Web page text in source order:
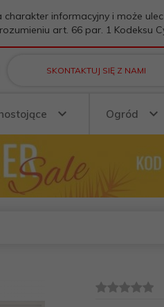
informacyjny i może
rozumieniu art. 66 par. 1 Kodeksu
SKONTAKTUJ SIĘ Z NAMI
Ogród